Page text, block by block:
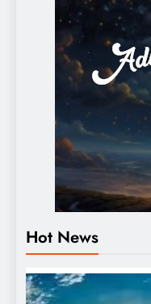
Hot News